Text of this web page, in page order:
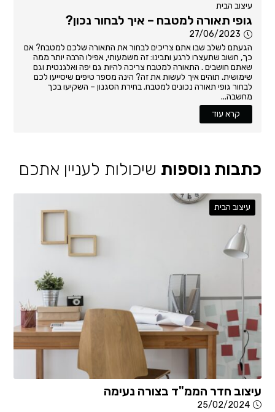
עיצוב הבית
גופי תאורה למטבח – איך לבחור נכון?
27/06/2023
הגעתם לשלב שבו אתם צריכים לבחור את התאורה שלכם למטבח? אם
כך, חשוב שתעצרו לרגע ותבינו: זה משמעותי, אפילו הרבה יותר ממה
שאתם חושבים . התאורה למטבח צריכה להיות גם יפה ואלגנטית וגם
שימושית. תוהים איך לעשות את זה? הינה מספר טיפים שיסייעו לכם
לבחור גופי תאורה נכונים למטבח. בחירת הסגנון – השקיעו בכך
מחשבה...
קרא עוד
כתבות נוספות שיכולות לעניין אתכם
עיצוב הבית
עיצוב חדר הממ"ד בצורה נעימה
25/02/2024